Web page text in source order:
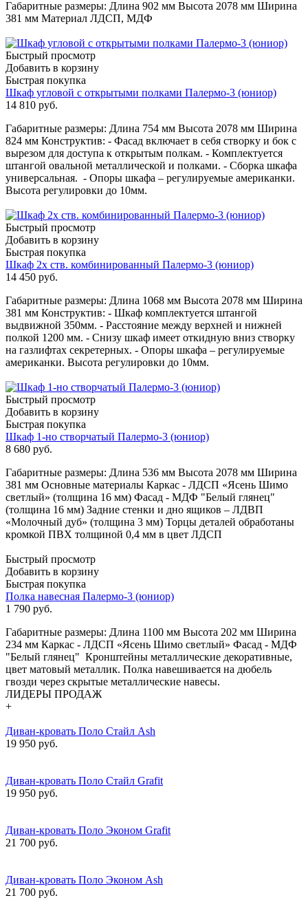
Габаритные размеры: Длина 902 мм Высота 2078 мм Ширина
381 мм Материал ЛДСП, МДФ
Быстрый просмотр
Добавить в корзину
Быстрая покупка
Шкаф угловой с открытыми полками Палермо-3 (юниор)
14 810 руб.
Габаритные размеры: Длина 754 мм Высота 2078 мм Ширина
824 мм Конструктив: - Фасад включает в себя створку и бок с
вырезом для доступа к открытым полкам. - Комплектуется
штангой овальной металлической и полками. - Сборка шкафа
универсальная. - Опоры шкафа – регулируемые американки.
Высота регулировки до 10мм.
Быстрый просмотр
Добавить в корзину
Быстрая покупка
Шкаф 2х ств. комбинированный Палермо-3 (юниор)
14 450 руб.
Габаритные размеры: Длина 1068 мм Высота 2078 мм Ширина
381 мм Конструктив: - Шкаф комплектуется штангой
выдвижной 350мм. - Расстояние между верхней и нижней
полкой 1200 мм. - Снизу шкаф имеет откидную вниз створку
на газлифтах секретерных. - Опоры шкафа – регулируемые
американки. Высота регулировки до 10мм.
Быстрый просмотр
Добавить в корзину
Быстрая покупка
Шкаф 1-но створчатый Палермо-3 (юниор)
8 680 руб.
Габаритные размеры: Длина 536 мм Высота 2078 мм Ширина
381 мм Основные материалы Каркас - ЛДСП «Ясень Шимо
светлый» (толщина 16 мм) Фасад - МДФ "Белый глянец"
(толщина 16 мм) Задние стенки и дно ящиков – ЛДВП
«Молочный дуб» (толщина 3 мм) Торцы деталей обработаны
кромкой ПВХ толщиной 0,4 мм в цвет ЛДСП
Быстрый просмотр
Добавить в корзину
Быстрая покупка
Полка навесная Палермо-3 (юниор)
1 790 руб.
Габаритные размеры: Длина 1100 мм Высота 202 мм Ширина
234 мм Каркас - ЛДСП «Ясень Шимо светлый» Фасад - МДФ
"Белый глянец" Кронштейны металлические декоративные,
цвет матовый металлик. Полка навешивается на дюбель
гвозди через скрытые металлические навесы.
ЛИДЕРЫ ПРОДАЖ
+
Диван-кровать Поло Стайл Ash
19 950 руб.
Диван-кровать Поло Стайл Grafit
19 950 руб.
Диван-кровать Поло Эконом Grafit
21 700 руб.
Диван-кровать Поло Эконом Ash
21 700 руб.